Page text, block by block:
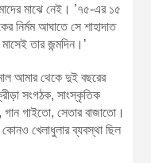
মাঝে নেই। ’৭৫-এর ১৫
নির্মম আঘাতে সে শাহাদাত
তার জন্মদিন।’
আমার থেকে দুই বছরের
সংগঠক, সাংস্কৃতিক
গাইতো, সেতার বাজাতো।
খেলাধুলার ব্যবস্থা ছিল